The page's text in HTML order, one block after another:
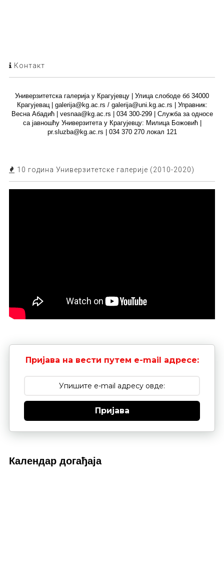
Контакт
Универзитетска галерија у Крагујевцу | Улица слободе бб 34000
Крагујевац | galerija@kg.ac.rs / galerija@uni.kg.ac.rs | Управник:
Весна Абадић | vesnaa@kg.ac.rs | 034 300-299 | Служба за односе
са јавношћу Универзитета у Крагујевцу: Милица Божовић |
pr.sluzba@kg.ac.rs | 034 370 270 локал 121
10 година Универзитетске галерије (2010-2020)
Пријава на вести путем e-mail адресе:
Пријава
Календар догађаја